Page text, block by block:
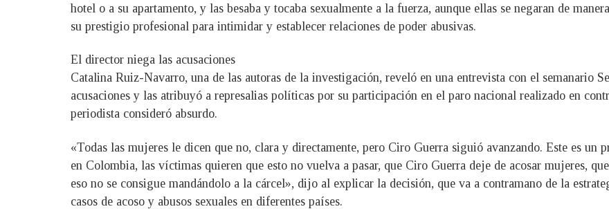
hotel o a su apartamento, y las besaba y tocaba sexualmente a la fuerza, aunque ellas se negaran de
su prestigio profesional para intimidar y establecer relaciones de poder abusivas.
El director niega las acusaciones
Catalina Ruiz-Navarro, una de las autoras de la investigación, reveló en una entrevista con el semanario
acusaciones y las atribuyó a represalias políticas por su participación en el paro nacional realizado en
periodista consideró absurdo.
«Todas las mujeres le dicen que no, clara y directamente, pero Ciro Guerra siguió avanzando. Este es un
en Colombia, las víctimas quieren que esto no vuelva a pasar, que Ciro Guerra deje de acosar mujeres,
eso no se consigue mandándolo a la cárcel», dijo al explicar la decisión, que va a contramano de la
casos de acoso y abusos sexuales en diferentes países.